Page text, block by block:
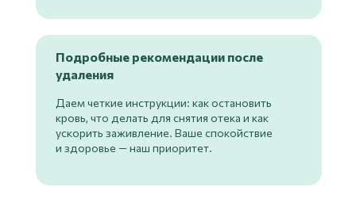
Даем четкие инструкции: как остановить
кровь, что делать для снятия отека и как
ускорить заживление. Ваше спокойствие
и здоровье — наш приоритет.
Подробные рекомендации после
удаления